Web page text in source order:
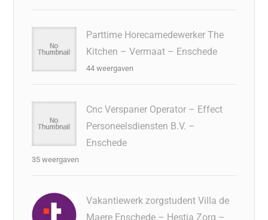
Parttime Horecamedewerker The
Kitchen – Vermaat – Enschede
44 weergaven
Cnc Verspaner Operator – Effect
Personeelsdiensten B.V. –
Enschede
35 weergaven
Vakantiewerk zorgstudent Villa de
Maere Enschede – Hestia Zorg –